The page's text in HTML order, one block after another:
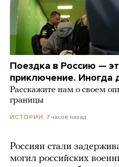
Поездка в Россию —
приключение. Иногда
Расскажите нам о своем
границы
ИСТОРИИ 7 часов назад
Россиян стали
могил российских